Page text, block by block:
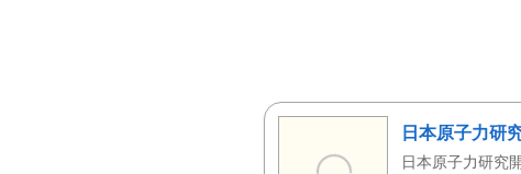
日本原子力研
日本原子力研究